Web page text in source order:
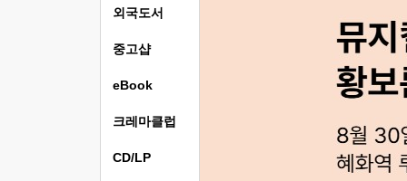
외국도서
중고샵
eBook
크레마클럽
CD/LP